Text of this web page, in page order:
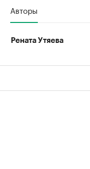
Авторы
Рената Утяева